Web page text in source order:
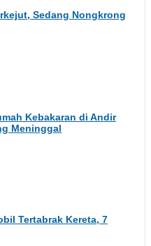
Sedang Nongkrong
Kebakaran di Andir
Meninggal
Tertabrak Kereta, 7